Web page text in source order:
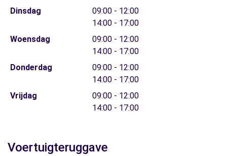
Dinsdag
09:00 - 12:00
14:00 - 17:00
Woensdag
09:00 - 12:00
14:00 - 17:00
Donderdag
09:00 - 12:00
14:00 - 17:00
Vrijdag
09:00 - 12:00
14:00 - 17:00
Voertuigteruggave